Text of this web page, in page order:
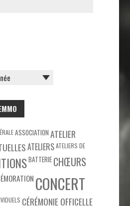
ASSOCIATION ATELIER
ATELIERSATELIERS DE
BATTERIE CHŒURS
CONCERT
CÉRÉMONIE OFFICELLE